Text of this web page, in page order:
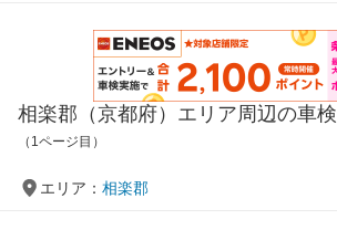
相楽郡（京都府）エリア周辺の車
（1ページ目）
エリア： 相楽郡